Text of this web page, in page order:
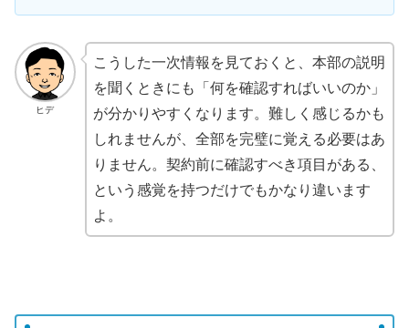
ヒデ
こうした一次情報を見ておくと、本部の説明
を聞くときにも「何を確認すればいいのか」
が分かりやすくなります。難しく感じるかも
しれませんが、全部を完璧に覚える必要はあ
りません。契約前に確認すべき項目がある、
という感覚を持つだけでもかなり違います
よ。